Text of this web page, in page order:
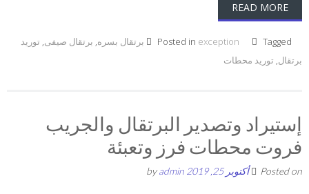
READ MORE
Posted in exception Tagged برتقال بسره, برتقال صيفى, توريد
برتقال, توريد محطات
إستيراد وتصدير البرتقال والجريب
فروت محطات فرز وتعبئة
Posted on أكتوبر 25, 2019 admin